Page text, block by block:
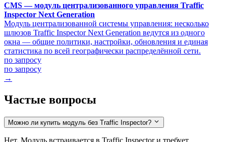
CMS — модуль централизованного управления Traffic
Inspector Next Generation
Модуль централизованной системы управления: несколько
шлюзов Traffic Inspector Next Generation ведутся из одного
окна — общие политики, настройки, обновления и единая
статистика по всей географически распределённой сети.
по запросу
по запросу
→
Частые вопросы
Можно ли купить модуль без Traffic Inspector?
Нет. Модуль встраивается в Traffic Inspector и требует